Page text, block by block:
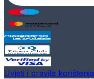
Uvjeti i pravila korištenja